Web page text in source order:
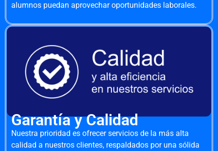
alumnos puedan aprovechar oportunidades laborales.
Garantía y Calidad
Nuestra prioridad es ofrecer servicios de la más alta
calidad a nuestros clientes, respaldados por una sólida